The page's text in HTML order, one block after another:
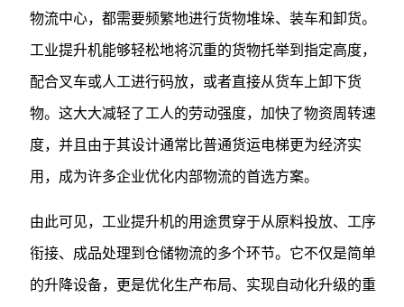
物流中心，都需要频繁地进行货物堆垛、装车和卸货。
工业提升机能够轻松地将沉重的货物托举到指定高度，
配合叉车或人工进行码放，或者直接从货车上卸下货
物。这大大减轻了工人的劳动强度，加快了物资周转速
度，并且由于其设计通常比普通货运电梯更为经济实
用，成为许多企业优化内部物流的首选方案。
由此可见，工业提升机的用途贯穿于从原料投放、工序
衔接、成品处理到仓储物流的多个环节。它不仅是简单
的升降设备，更是优化生产布局、实现自动化升级的重